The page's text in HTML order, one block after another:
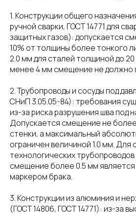
1. Конструкции общего
ручной сварки, ГОСТ 14771 для
защитных газов): допускается
10% от толщины более тонкого
2.0 мм для сталей толщиной до
менее 4 мм смещение не должно
2. Трубопроводы и сосуды под
СНиП 3.05.05-84): требования
из-за риска разрушения шва под
Допускается смещение не
стенки, а максимальный
ограничен величиной 1.0 мм. Для
технологических трубопроводов
смещение более 0.5 мм
маркером брака.
3. Конструкции из алюминия и
(ГОСТ 14806, ГОСТ 14771): из-за